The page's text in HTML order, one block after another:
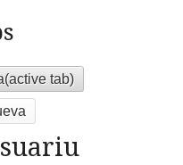
(active tab)